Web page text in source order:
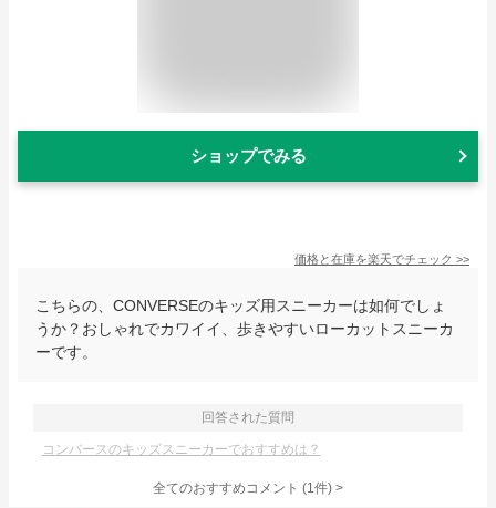
ショップでみる
価格と在庫を楽天でチェック >>
こちらの、CONVERSEのキッズ用スニーカーは如何でしょ
うか？おしゃれでカワイイ、歩きやすいローカットスニーカ
ーです。
回答された質問
コンバースのキッズスニーカーでおすすめは？
全てのおすすめコメント (1件) >